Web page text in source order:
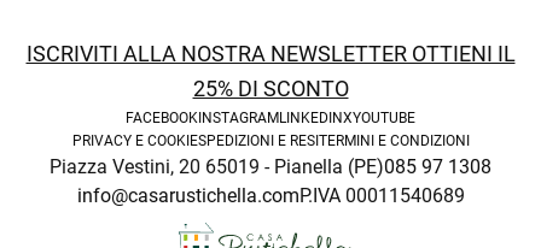
ISCRIVITI ALLA NOSTRA NEWSLETTER OTTIENI IL
25% DI SCONTO
FACEBOOKINSTAGRAMLINKEDINXYOUTUBE
PRIVACY E COOKIESPEDIZIONI E RESITERMINI E CONDIZIONI
Piazza Vestini, 20 65019 - Pianella (PE)085 97 1308
info@casarustichella.comP.IVA 00011540689